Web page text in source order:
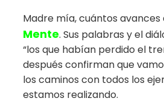
Madre mía, cuántos avances
Mente. Sus palabras y el
“los que habían perdido el
después confirman que
los caminos con todos los
estamos realizando.